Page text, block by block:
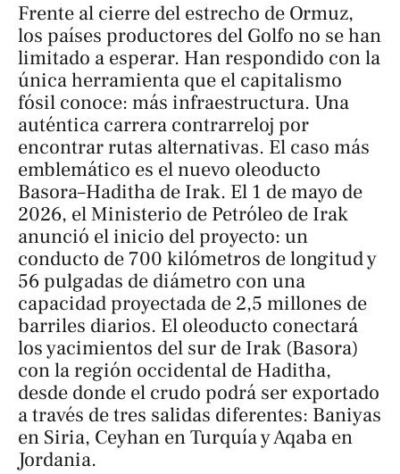
Frente al cierre del estrecho de Ormuz,
los países productores del Golfo no se han
limitado a esperar. Han respondido con la
única herramienta que el capitalismo
fósil conoce: más infraestructura. Una
auténtica carrera contrarreloj por
encontrar rutas alternativas. El caso más
emblemático es el nuevo oleoducto
Basora–Haditha de Irak. El 1 de mayo de
2026, el Ministerio de Petróleo de Irak
anunció el inicio del proyecto: un
conducto de 700 kilómetros de longitud y
56 pulgadas de diámetro con una
capacidad proyectada de 2,5 millones de
barriles diarios. El oleoducto conectará
los yacimientos del sur de Irak (Basora)
con la región occidental de Haditha,
desde donde el crudo podrá ser exportado
a través de tres salidas diferentes: Baniyas
en Siria, Ceyhan en Turquía y Aqaba en
Jordania.